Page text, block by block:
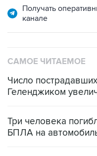
Получать
канале
САМОЕ ЧИТАЕМОЕ
Число
Геленджиком
Три человека
БПЛА на